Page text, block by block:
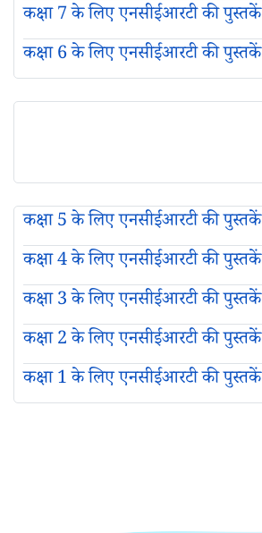
कक्षा 7 के लिए एनसीईआरटी की पुस्तकें
कक्षा 6 के लिए एनसीईआरटी की पुस्तकें
कक्षा 5 के लिए एनसीईआरटी की पुस्तकें
कक्षा 4 के लिए एनसीईआरटी की पुस्तकें
कक्षा 3 के लिए एनसीईआरटी की पुस्तकें
कक्षा 2 के लिए एनसीईआरटी की पुस्तकें
कक्षा 1 के लिए एनसीईआरटी की पुस्तकें